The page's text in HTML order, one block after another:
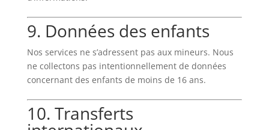
9. Données des enfants
Nos services ne s’adressent pas aux mineurs. Nous
ne collectons pas intentionnellement de données
concernant des enfants de moins de 16 ans.
10. Transferts